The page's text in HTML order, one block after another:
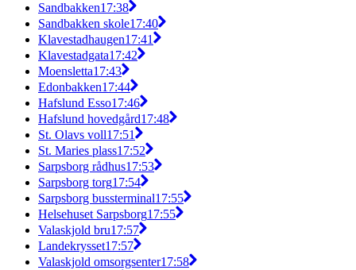
Sandbakken17:38
Sandbakken skole17:40
Klavestadhaugen17:41
Klavestadgata17:42
Moensletta17:43
Edonbakken17:44
Hafslund Esso17:46
Hafslund hovedgård17:48
St. Olavs voll17:51
St. Maries plass17:52
Sarpsborg rådhus17:53
Sarpsborg torg17:54
Sarpsborg bussterminal17:55
Helsehuset Sarpsborg17:55
Valaskjold bru17:57
Landekrysset17:57
Valaskjold omsorgsenter17:58